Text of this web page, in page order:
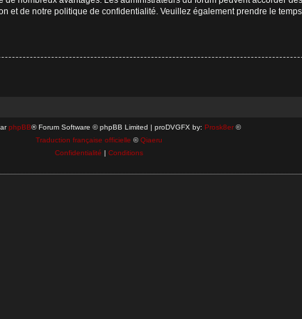
et de notre politique de confidentialité. Veuillez également prendre le
phpBB® Forum Software © phpBB Limited | proDVGFX by: Prosk8er©
Traduction française officielle ©Qiaeru
Confidentialité | Conditions